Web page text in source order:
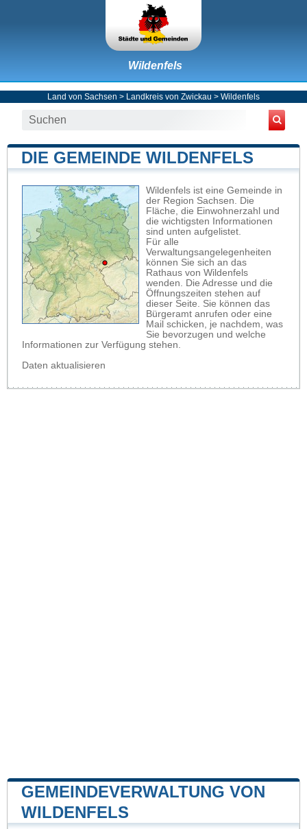
Wildenfels
Land von Sachsen > Landkreis von Zwickau > Wildenfels
DIE GEMEINDE WILDENFELS
Wildenfels ist eine Gemeinde in
der Region Sachsen. Die
Fläche, die Einwohnerzahl und
die wichtigsten Informationen
sind unten aufgelistet.
Für alle
Verwaltungsangelegenheiten
können Sie sich an das
Rathaus von Wildenfels
wenden. Die Adresse und die
Öffnungszeiten stehen auf
dieser Seite. Sie können das
Bürgeramt anrufen oder eine
Mail schicken, je nachdem, was
Sie bevorzugen und welche
Informationen zur Verfügung stehen.
Daten aktualisieren
GEMEINDEVERWALTUNG VON
WILDENFELS